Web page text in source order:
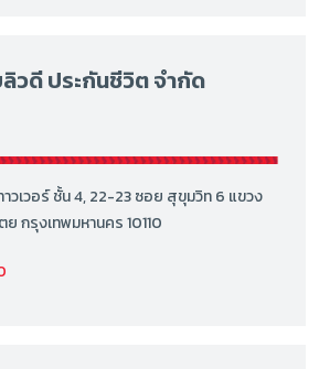
วดี ประกันชีวิต จำกัด
าวเวอร์ ชั้น 4, 22-23 ซอย สุขุมวิท 6 แขวง
กรุงเทพมหานคร 10110